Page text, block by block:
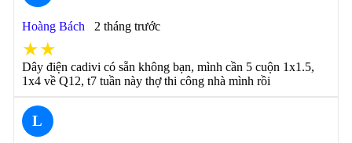
Hoàng Bách 2 tháng trước
★★
Dây điện cadivi có sẵn không bạn, mình cần 5 cuộn 1x1.5,
1x4 về Q12, t7 tuần này thợ thi công nhà mình rồi
L